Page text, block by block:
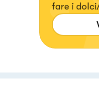
fare i